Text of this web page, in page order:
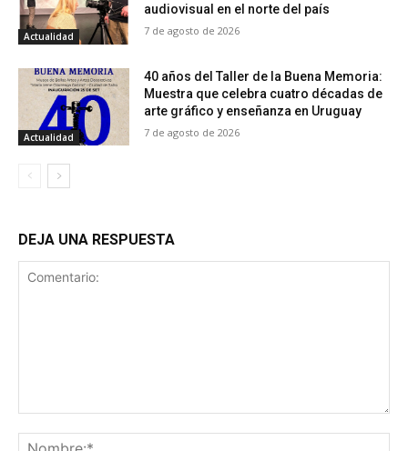
Actualidad
audiovisual en el norte del país
7 de agosto de 2026
Actualidad
40 años del Taller de la Buena Memoria:
Muestra que celebra cuatro décadas de
arte gráfico y enseñanza en Uruguay
7 de agosto de 2026
DEJA UNA RESPUESTA